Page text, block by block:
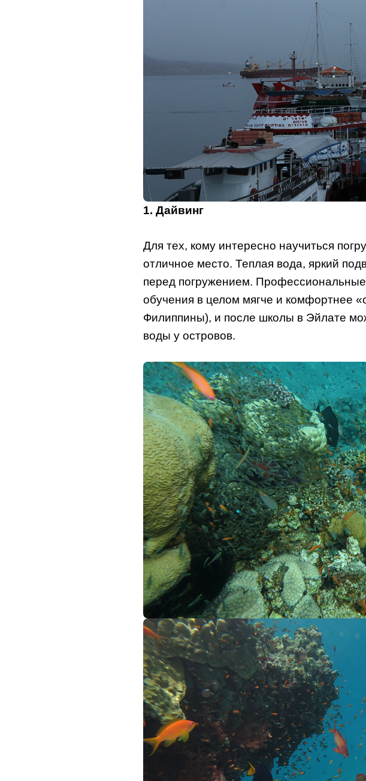
1. Дайвинг
Для тех, кому интересно научиться
отличное место. Теплая вода, яркий
перед погружением. Профессиональные
обучения в целом мягче и комфортнее
Филиппины), и после школы в Эйлате
воды у островов.